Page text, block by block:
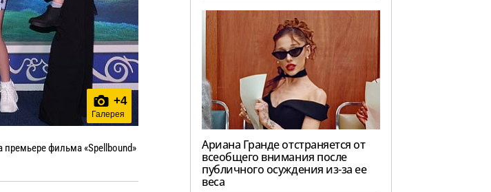
+4
Галерея
фильма «Spellbound»
Ариана Гранде отстраняется от
всеобщего внимания после
публичного осуждения из-за ее
веса